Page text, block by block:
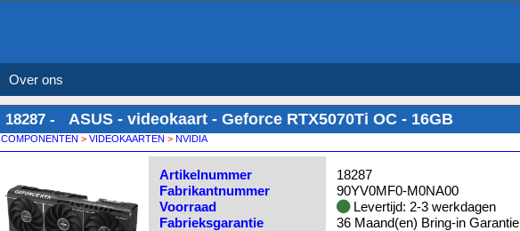
Over ons
18287 - ASUS - videokaart - Geforce RTX5070Ti OC - 16GB
COMPONENTEN > VIDEOKAARTEN > NVIDIA
Artikelnummer
Fabrikantnummer
Voorraad
Fabrieksgarantie
18287
90YV0MF0-M0NA00
Levertijd: 2-3 werkdagen
36 Maand(en) Bring-in Garantie